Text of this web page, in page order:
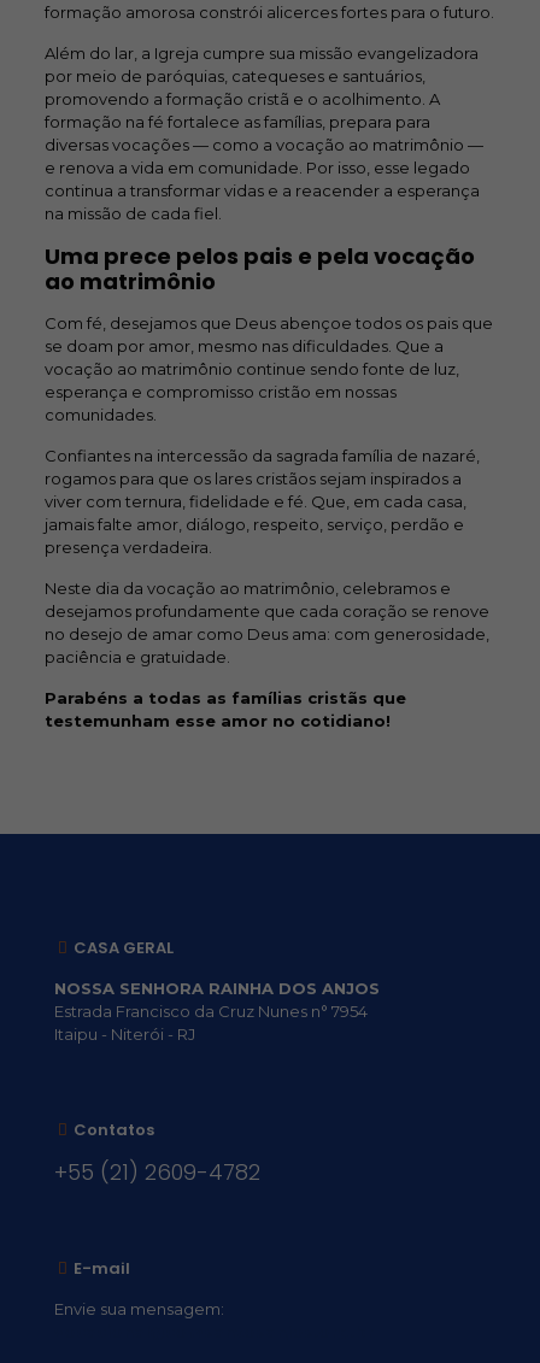
formação amorosa constrói alicerces fortes para o futuro.
Além do lar, a Igreja cumpre sua missão evangelizadora
por meio de paróquias, catequeses e santuários,
promovendo a formação cristã e o acolhimento. A
formação na fé fortalece as famílias, prepara para
diversas vocações — como a vocação ao matrimônio —
e renova a vida em comunidade. Por isso, esse legado
continua a transformar vidas e a reacender a esperança
na missão de cada fiel.
Uma prece pelos pais e pela vocação
ao matrimônio
Com fé, desejamos que Deus abençoe todos os pais que
se doam por amor, mesmo nas dificuldades. Que a
vocação ao matrimônio continue sendo fonte de luz,
esperança e compromisso cristão em nossas
comunidades.
Confiantes na intercessão da sagrada família de nazaré,
rogamos para que os lares cristãos sejam inspirados a
viver com ternura, fidelidade e fé. Que, em cada casa,
jamais falte amor, diálogo, respeito, serviço, perdão e
presença verdadeira.
Neste dia da vocação ao matrimônio, celebramos e
desejamos profundamente que cada coração se renove
no desejo de amar como Deus ama: com generosidade,
paciência e gratuidade.
Parabéns a todas as famílias cristãs que
testemunham esse amor no cotidiano!
CASA GERAL
NOSSA SENHORA RAINHA DOS ANJOS
Estrada Francisco da Cruz Nunes n° 7954
Itaipu - Niterói - RJ
Contatos
+55 (21) 2609-4782
E-mail
Envie sua mensagem: